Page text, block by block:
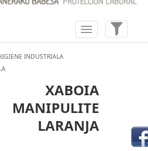
INDUSTRIALA
XABOIA
MANIPULITE
LARANJA